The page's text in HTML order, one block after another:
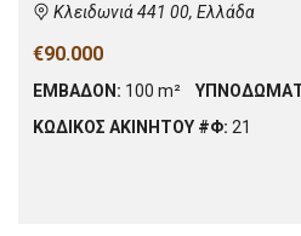
Κλειδωνιά 441 00, Ελλάδα
€90.000
ΕΜΒΑΔΟΝ: 100 m²
ΚΩΔΙΚΟΣ ΑΚΙΝΗΤΟΥ #Φ: 21